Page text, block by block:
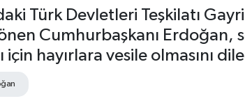
Türk Devletleri Teşkilatı
Cumhurbaşkanı Erdoğan,
için hayırlara vesile olmasını